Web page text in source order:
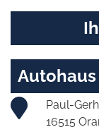
Paul-
16515